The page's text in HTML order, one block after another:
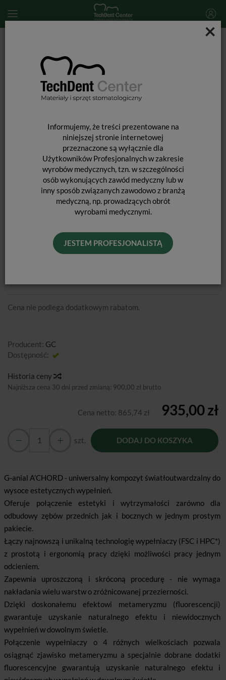
×
Informujemy, że treści prezentowane na
niniejszej stronie internetowej
przeznaczone są wyłącznie dla
Użytkowników Profesjonalnych w zakresie
wyrobów medycznych, tzn. w szczególności
osób wykonujących zawód medyczny lub w
inny sposób związanych zawodowo z branżą
medyczną, np. prowadzących obrót
wyrobami medycznymi.
JESTEM PROFESJONALISTĄ
MATERIAŁY WYPEŁNIENIOWE ŚWIATŁOUTWARDZALNE
G-aenial A'CHORD Core Kit
Cena nie podlega dodatkowym rabatom.
Producent: GC
Dostępność:
Historia ceny
Najniższa cena 30 dni przed zmianą: 900,00 zł brutto
Cena netto: 865,74 zł 935,00 zł
szt. DODAJ DO KOSZYKA
G-anial A’CHORD - uniwersalny kompozyt światłoutwardzalny do
wysoce estetycznych wypełnień.
Oferuje połączenie estetyki i wytrzymałości zarówno dla
odbudowy zębów przednich jak i bocznych w jednym prostym
pakiecie.
Łączy najnowszą i unikalną technologię wypełniaczy (FSC i HPC*)
z prostotą i ergonomią pracy dzięki możliwości pracy jednym
odcieniem.
Zapewnia uproszczoną i skróconą procedurę - nie wymaga
nakładania wielu warstw o zróżnicowanej przezierności.
Dzięki doskonałemu efektowi metameryzmu (fluorescencji)
gwarantuje uzyskanie naturalnego efektu i niewidocznych
wypełnień w dowolnym świetle.
Połączenie wypełniaczy o 4 różnych wielkościach pozwala
osiągnąć zjawisko metameryzmu a specjalnie dobrane dodatki
fluorescencyjne gwarantują uzyskanie naturalnego efektu i